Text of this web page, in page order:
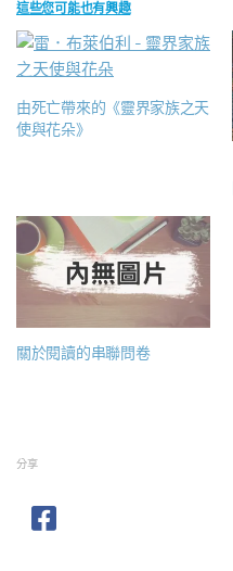
這些您可能也有興趣
由死亡帶來的《靈界家族之天
使與花朵》
關於閱讀的串聯問卷
分享